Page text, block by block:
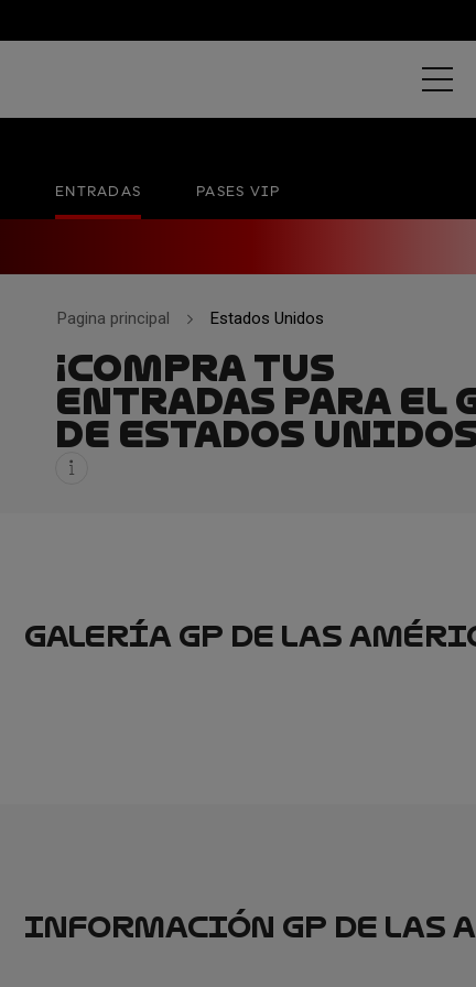
GRAND
ENTRADAS PASES VIP
Pagina principal Estados Unidos
¡COMPRA TUS
ENTRADAS PARA EL
DE ESTADOS
GALERÍA GP DE LAS
INFORMACIÓN GP DE LAS